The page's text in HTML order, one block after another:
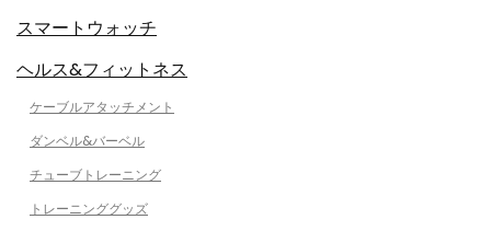
スマートウォッチ
ヘルス&フィットネス
ケーブルアタッチメント
ダンベル&バーベル
チューブトレーニング
トレーニンググッズ